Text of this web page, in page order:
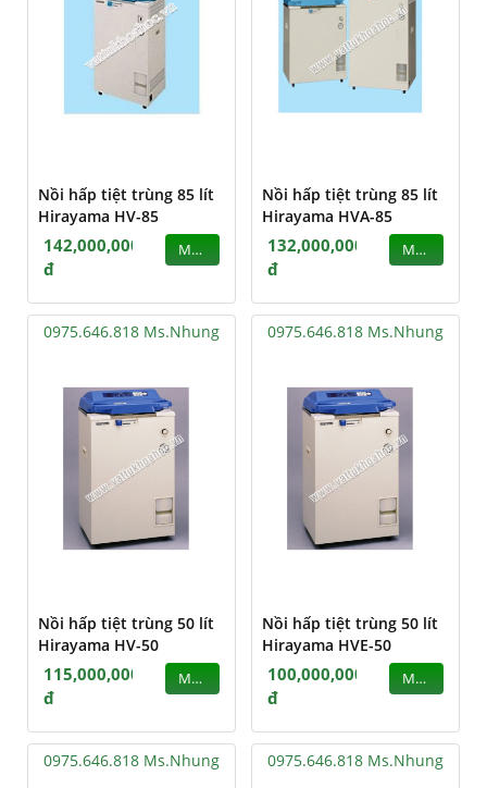
Nồi hấp tiệt trùng 85 lít
Hirayama HV-85
142,000,000
đ
MUA
Nồi hấp tiệt trùng 85 lít
Hirayama HVA-85
132,000,000
đ
MUA
0975.646.818 Ms.Nhung
Nồi hấp tiệt trùng 50 lít
Hirayama HV-50
115,000,000
đ
MUA
0975.646.818 Ms.Nhung
Nồi hấp tiệt trùng 50 lít
Hirayama HVE-50
100,000,000
đ
MUA
0975.646.818 Ms.Nhung 0975.646.818 Ms.Nhung